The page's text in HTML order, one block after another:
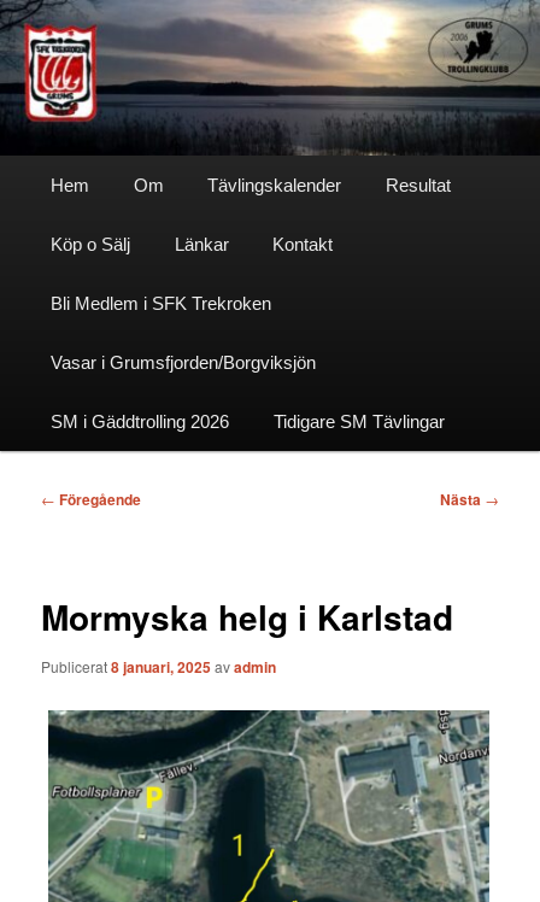
Hoppa
till
primärt
innehållSfktrekroken
Hem Om Tävlingskalender Resultat
Köp o Sälj Länkar Kontakt
Bli Medlem i SFK Trekroken
Vasar i Grumsfjorden/Borgviksjön
SM i Gäddtrolling 2026 Tidigare SM Tävlingar
Inläggsnavigering
← Föregående Nästa →
Mormyska helg i Karlstad
Publicerat8 januari, 2025avadmin